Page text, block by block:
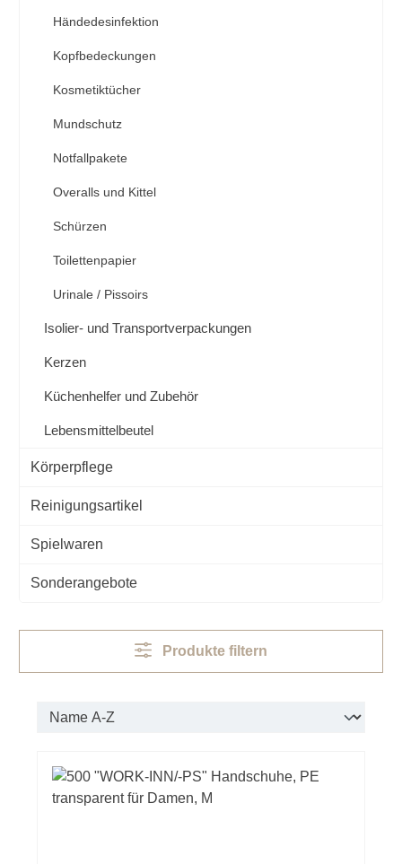
Händedesinfektion
Kopfbedeckungen
Kosmetiktücher
Mundschutz
Notfallpakete
Overalls und Kittel
Schürzen
Toilettenpapier
Urinale / Pissoirs
Isolier- und Transportverpackungen
Kerzen
Küchenhelfer und Zubehör
Lebensmittelbeutel
Körperpflege
Reinigungsartikel
Spielwaren
Sonderangebote
Produkte filtern